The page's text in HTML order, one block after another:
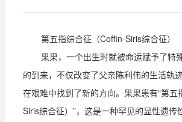
第五指综合征（Coffin-Siris综合征）
果果，一个出生时就被命运赋予了特
的到来，不仅改变了父亲陈利伟的生活轨
在艰难中找到了新的方向。果果患有“第五
Siris综合征）”，这是一种罕见的显性遗传